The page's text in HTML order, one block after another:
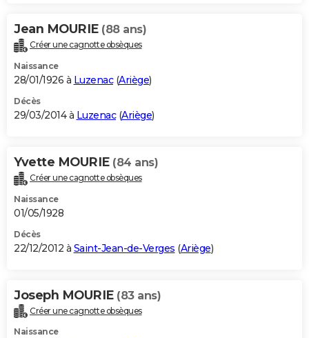
Jean MOURIE (88 ans)
Créer une cagnotte obsèques
Naissance
28/01/1926 à Luzenac(Ariège)
Décès
29/03/2014 à Luzenac(Ariège)
Yvette MOURIE (84 ans)
Créer une cagnotte obsèques
Naissance
01/05/1928
Décès
22/12/2012 à Saint-Jean-de-Verges (Ariège)
Joseph MOURIE (83 ans)
Créer une cagnotte obsèques
Naissance